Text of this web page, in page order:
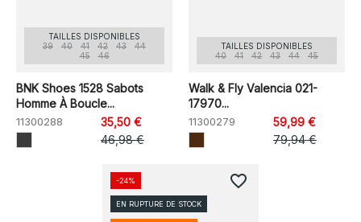
TAILLES DISPONIBLES
39
40 41 42 43
44
45
46
BNK Shoes 1528 Sabots
Homme À Boucle...
11300288
35,50 €
46,98 €
TAILLES DISPONIBLES
40
41 42 43 44 45
Walk & Fly Valencia 021-
17970...
11300279
59,99 €
79,94 €
-24%
EN RUPTURE DE STOCK
favorite_border